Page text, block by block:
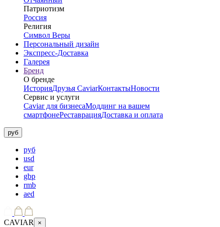
Патриотизм
Россия
Религия
Символ Веры
Персональный дизайн
Экспресс-Доставка
Галерея
Бренд
О бренде
ИсторияДрузья CaviarКонтактыНовости
Сервис и услуги
Caviar для бизнесаМоддинг на вашем
смартфонеРеставрацияДоставка и оплата
руб
руб
usd
eur
gbp
rmb
aed
CAVIAR ×